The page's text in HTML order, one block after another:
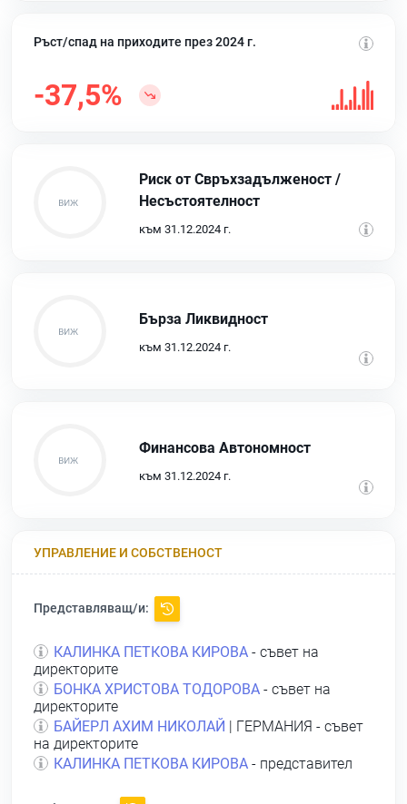
Ръст/спад на приходите през 2024 г.
-37,5%
Риск от Свръхзадълженост /
Несъстоятелност
към 31.12.2024 г.
Бърза Ликвидност
към 31.12.2024 г.
Финансова Автономност
към 31.12.2024 г.
УПРАВЛЕНИЕ И СОБСТВЕНОСТ
Представляващ/и:
КАЛИНКА ПЕТКОВА КИРОВА - съвет на
директорите
БОНКА ХРИСТОВА ТОДОРОВА - съвет на
директорите
БАЙЕРЛ АХИМ НИКОЛАЙ
| ГЕРМАНИЯ - съвет
на директорите
КАЛИНКА ПЕТКОВА КИРОВА - представител